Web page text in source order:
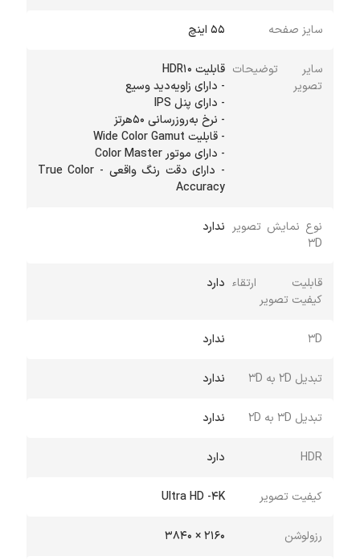
سایز صفحه 55 اینچ
سایر توضیحات
تصویر
قابلیت HDR10
- دارای زاویه‌دید وسیع
- دارای پنل IPS
- قابلیت Wide Color Gamut
- دارای موتور Color Master
- دارای دقت رنگ واقعی - True Color
Accuracy
نوع نمایش تصویر
3D
ندارد
قابلیت ارتقاء
کیفیت تصویر
دارد
3D ندارد
تبدیل 2D به 3D ندارد
تبدیل 3D به 2D ندارد
HDR دارد
کیفیت تصویر Ultra HD -4K
رزولوشن 2160 × 3840